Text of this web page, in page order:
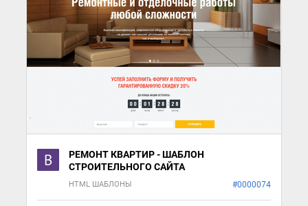
РЕМОНТ КВАРТИР - ШАБЛОН
СТРОИТЕЛЬНОГО САЙТА
HTML ШАБЛОНЫ #0000074